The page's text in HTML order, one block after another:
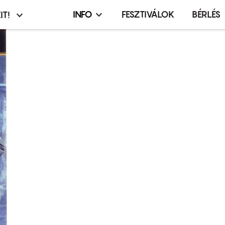
Infó,
INFO FESZTIVÁLOK BÉRLÉS